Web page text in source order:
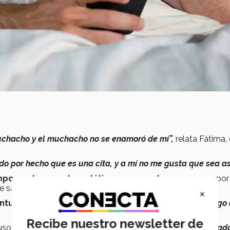
y el muchacho no se enamoró de mí”, relata Fátima,
por hecho que es una cita, y a mí no me gusta que sea
hay muchas pláticas con muchas personas
por
si hay un compromiso.
“Sí lo recomendaría (…) puesya sea que consigas algo
en su perfil algo menos formal:“Traté de poner un
×
Recibe nuestro newsletter de